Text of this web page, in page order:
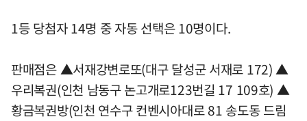
1등 당첨자 14명 중 자동 선택은 10명이다.
판매점은 ▲서재강변로또(대구 달성군 서재로 172) ▲
우리복권(인천 남동구 논고개로123번길 17 109호) ▲
황금복권방(인천 연수구 컨벤시아대로 81 송도동 드림